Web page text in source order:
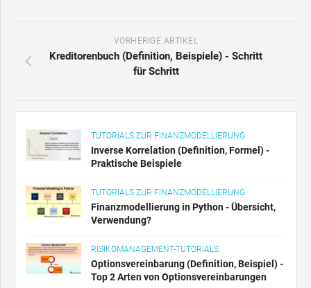
VORHERIGE ARTIKEL
Kreditorenbuch (Definition, Beispiele) - Schritt
für Schritt
TUTORIALS ZUR FINANZMODELLIERUNG
Inverse Korrelation (Definition, Formel) -
Praktische Beispiele
TUTORIALS ZUR FINANZMODELLIERUNG
Finanzmodellierung in Python - Übersicht,
Verwendung?
RISIKOMANAGEMENT-TUTORIALS
Optionsvereinbarung (Definition, Beispiel) -
Top 2 Arten von Optionsvereinbarungen